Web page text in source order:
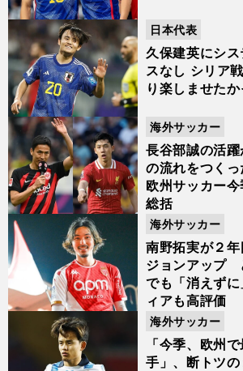
久保建英にシ
スなし シリア
り楽しませたか
日本代表
長谷部誠の活
の流れをつく
欧州サッカー
総括
海外サッカー
南野拓実が２
ジョンアップ
でも「消えず
ィアも高評価
海外サッカー
「今季、欧州
手」、断トツ
海外サッカー